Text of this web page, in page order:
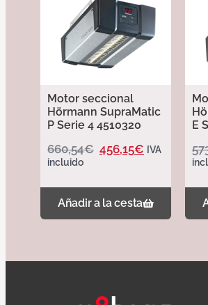
Motor seccional
Hörmann SupraMatic
P Serie 4 4510320
660,54€ 456,15€ IVA
incluido
Añadir a la cesta
E